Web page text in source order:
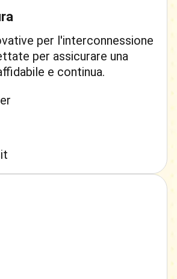
per l'interconnessione
per assicurare una
e continua.